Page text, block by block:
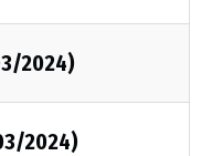
2024)
2024)